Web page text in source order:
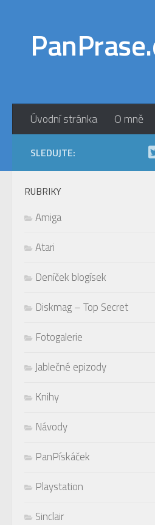
Úvodní stránka O mně
SLEDUJTE:
RUBRIKY
Amiga
Atari
Deníček blogísek
Diskmag – Top Secret
Fotogalerie
Jablečné epizody
Knihy
Návody
PanPískáček
Playstation
Sinclair